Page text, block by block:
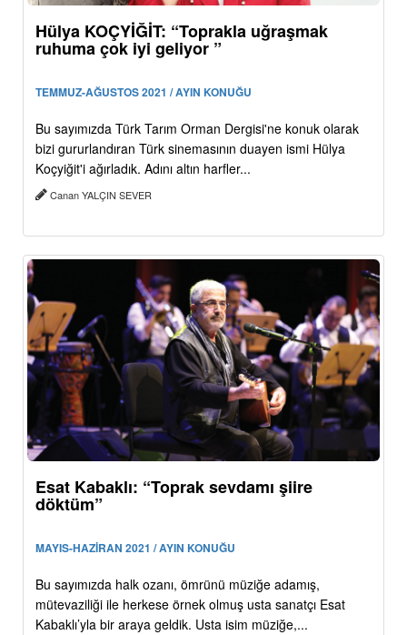
Hülya KOÇYİĞİT: “Toprakla uğraşmak
ruhuma çok iyi geliyor ”
TEMMUZ-AĞUSTOS 2021 / AYIN KONUĞU
Bu sayımızda Türk Tarım Orman Dergisi'ne konuk olarak
bizi gururlandıran Türk sinemasının duayen ismi Hülya
Koçyiğit'i ağırladık. Adını altın harfler...
Canan YALÇIN SEVER
Esat Kabaklı: “Toprak sevdamı şiire
döktüm”
MAYIS-HAZİRAN 2021 / AYIN KONUĞU
Bu sayımızda halk ozanı, ömrünü müziğe adamış,
mütevaziliği ile herkese örnek olmuş usta sanatçı Esat
Kabaklı’yla bir araya geldik. Usta isim müziğe,...